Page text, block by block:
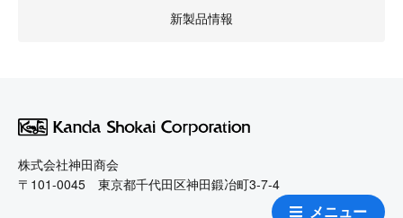
メニュー
新製品情報
株式会社神田商会
〒101-0045 東京都千代田区神田鍛冶町3-7-4